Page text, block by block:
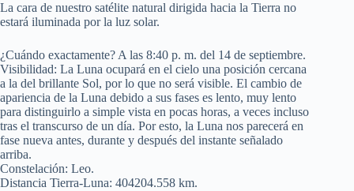
La cara de nuestro satélite natural dirigida hacia la Tierra no
estará iluminada por la luz solar.
¿Cuándo exactamente? A las 8:40 p. m. del 14 de septiembre.
Visibilidad: La Luna ocupará en el cielo una posición cercana
a la del brillante Sol, por lo que no será visible. El cambio de
apariencia de la Luna debido a sus fases es lento, muy lento
para distinguirlo a simple vista en pocas horas, a veces incluso
tras el transcurso de un día. Por esto, la Luna nos parecerá en
fase nueva antes, durante y después del instante señalado
arriba.
Constelación: Leo.
Distancia Tierra-Luna: 404204.558 km.